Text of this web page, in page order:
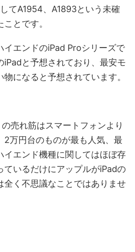
てA1954、A1893という未確
とです。
イエンドのiPad Proシリーズで
iPadと予想されており、最安モ
になると予想されています。
売れ筋はスマートフォンより
2万円台のものが最も人気、最
イエンド機種に関してはほぼ存
ているだけにアップルがiPadの
全く不思議なことではありませ